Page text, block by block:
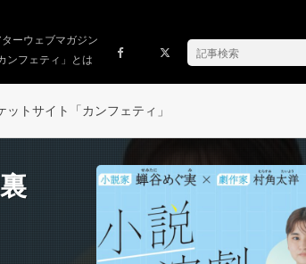
ーウェブマガジン
ンフェティ」とは
ットサイト「カンフェティ」